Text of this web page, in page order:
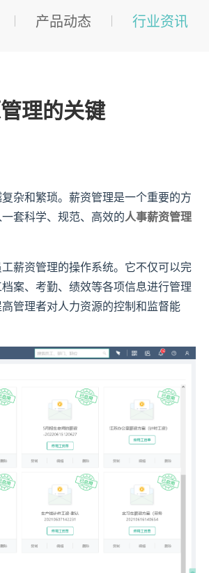
产品动态 行业资讯
理的关键
杂和繁琐。薪资管理是一个重要的方
套科学、规范、高效的人事薪资管理
薪资管理的操作系统。它不仅可以完
案、考勤、绩效等各项信息进行管理
管理者对人力资源的控制和监督能